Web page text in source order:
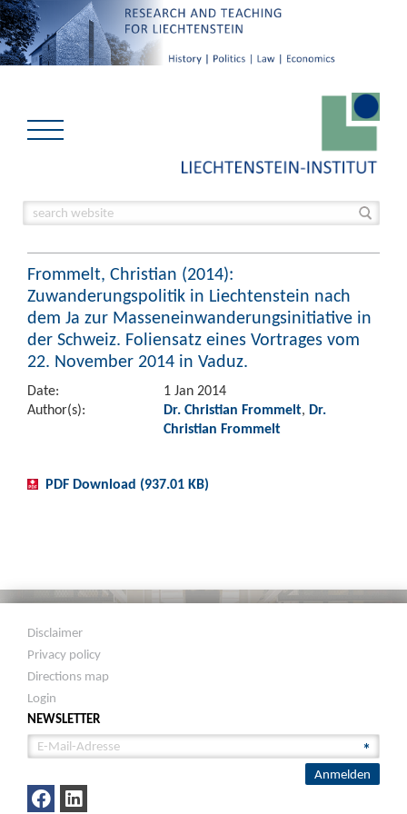
Frommelt, Christian (2014):
Zuwanderungspolitik in Liechtenstein nach
dem Ja zur Masseneinwanderungsinitiative in
der Schweiz. Foliensatz eines Vortrages vom
22. November 2014 in Vaduz.
Date:
1 Jan 2014
Author(s):
Dr. Christian Frommelt, Dr.
Christian Frommelt
PDF Download (937.01 KB)
Disclaimer
Privacy policy
Directions map
Login
NEWSLETTER